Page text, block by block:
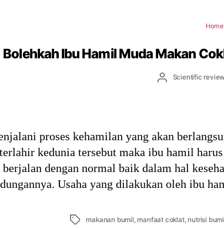
Home
Bolehkah Ibu Hamil Muda Makan
PostScientific
proses kehamilan yang akan
kedunia tersebut maka ibu hamil
berjalan dengan normal baik dalam hal
Usaha yang dilakukan oleh ibu
Tags makanan bumil ,manfaat coklat,nutrisi